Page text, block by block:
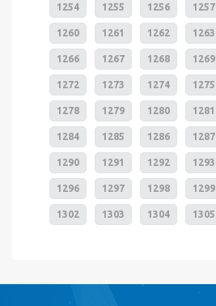
1254 1255 1256 1257
1260 1261 1262 1263
1266 1267 1268 1269
1272 1273 1274 1275
1278 1279 1280 1281
1284 1285 1286 1287
1290 1291 1292 1293
1296 1297 1298 1299
1302 1303 1304 1305